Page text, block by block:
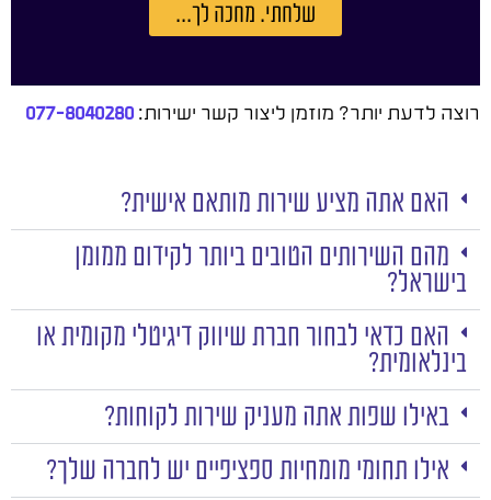
שלחתי. מחכה לך...
רוצה לדעת יותר? מוזמן ליצור קשר ישירות:077-8040280
האם אתה מציע שירות מותאם אישית?
מהם השירותים הטובים ביותר לקידום ממומן
בישראל?
האם כדאי לבחור חברת שיווק דיגיטלי מקומית או
בינלאומית?
באילו שפות אתה מעניק שירות לקוחות?
אילו תחומי מומחיות ספציפיים יש לחברה שלך?